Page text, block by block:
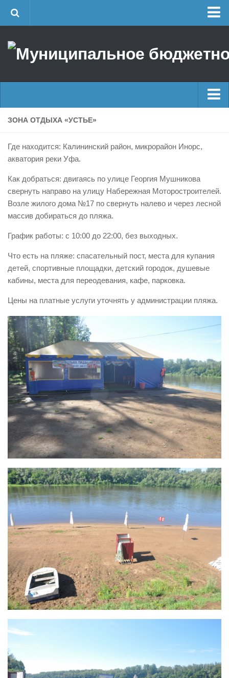
Об учреждении
Районные УГЗ
Поисково-спасательный отряд г. Уфы
Центр размещения пострадавших
Отчеты о реализации муниципальных программ
Документы
Виды деятельности
Обслуживание опасных производственных объектов
Оказание платных образовательных услуг
Как стать спасателем
Уголок гражданской обороны
Пресс-центр
СМИ о нас
Конкурсы
Наша работа
Фотогалерея
Обращения
Контакты
Вакансии
Главные новости
Оперативная сводка
Архив
Половодье
Купальный сезон
ЗОНА ОТДЫХА «УСТЬЕ»
Где находится: Калининский район, микрорайон Инорс,
акватория реки Уфа.
Как добраться: двигаясь по улице Георгия Мушникова
свернуть направо на улицу Набережная Моторостроителей.
Возле жилого дома №17 по свернуть налево и через лесной
массив добираться до пляжа.
График работы: с 10:00 до 22:00, без выходных.
Что есть на пляже: спасательный пост, места для купания
детей, спортивные площадки, детский городок, душевые
кабины, места для переодевания, кафе, парковка.
Цены на платные услуги уточнять у администрации пляжа.